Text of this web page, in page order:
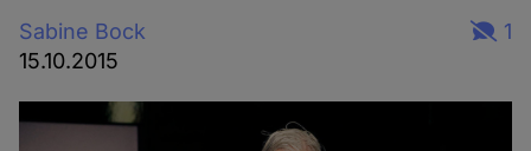
Sabine Bock
15.10.2015
1